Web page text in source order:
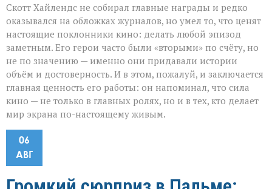
Скотт Хайлендс не собирал главные награды и редко
оказывался на обложках журналов, но умел то, что ценят
настоящие поклонники кино: делать любой эпизод
заметным. Его герои часто были «вторыми» по счёту, но
не по значению — именно они придавали истории
объём и достоверность. И в этом, пожалуй, и заключается
главная ценность его работы: он напоминал, что сила
кино — не только в главных ролях, но и в тех, кто делает
мир экрана по-настоящему живым.
06
АВГ